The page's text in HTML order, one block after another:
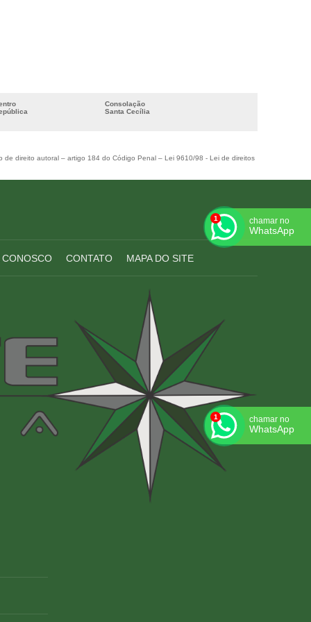
Consolação
Santa Cecília
de direito autoral – artigo 184 do Código Penal – Lei 9610/98 - Lei de direitos
CONTATO MAPA DO SITE
chamar no
WhatsApp
chamar no
WhatsApp